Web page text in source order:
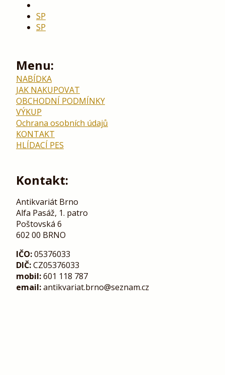
SP
SP
Menu:
NABÍDKA
JAK NAKUPOVAT
OBCHODNÍ PODMÍNKY
VÝKUP
Ochrana osobních údajů
KONTAKT
HLÍDACÍ PES
Kontakt:
Antikvariát Brno
Alfa Pasáž, 1. patro
Poštovská 6
602 00 BRNO
IČO:05376033
DIČ:CZ05376033
mobil:601 118 787
email:antikvariat.brno@seznam.cz